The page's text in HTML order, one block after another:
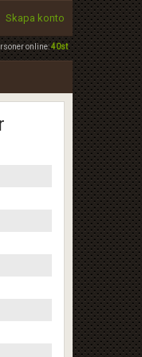
online:40st
Skapa konto